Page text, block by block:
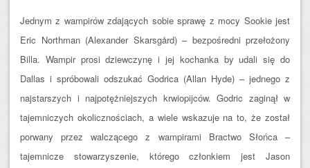
Jednym z wampirów zdających sobie sprawę z mocy Sookie jest
Eric Northman (Alexander Skarsgård) – bezpośredni przełożony
Billa. Wampir prosi dziewczynę i jej kochanka by udali się do
Dallas i spróbowali odszukać Godrica (Allan Hyde) – jednego z
najstarszych i najpotężniejszych krwiopijców. Godric zaginął w
tajemniczych okolicznościach, a wiele wskazuje na to, że został
porwany przez walczącego z wampirami Bractwo Słońca –
tajemnicze stowarzyszenie, którego członkiem jest Jason